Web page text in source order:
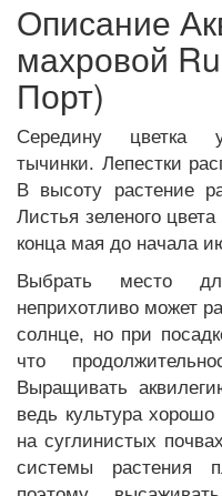
Описание
махровой
Порт)
Середину цветка
тычинки. Лепестки
В высоту растение
Листья зеленого
конца мая до начала
Выбрать место
неприхотливо может
солнце, но при
что
Выращивать
ведь культура хорошо
на суглинистых
системы растения